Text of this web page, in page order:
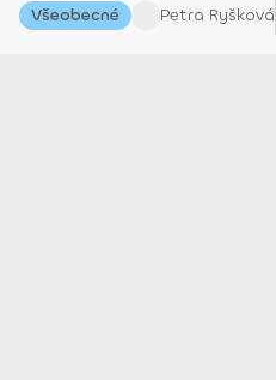
Všeobecné Petra Ryšková